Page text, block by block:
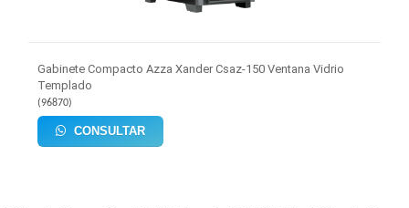
Gabinete Compacto Azza Xander Csaz-150 Ventana Vidrio
Templado
(96870)
CONSULTAR